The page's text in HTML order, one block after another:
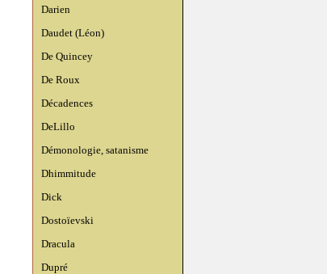
Darien
Daudet (Léon)
De Quincey
De Roux
Décadences
DeLillo
Démonologie, satanisme
Dhimmitude
Dick
Dostoïevski
Dracula
Dupré